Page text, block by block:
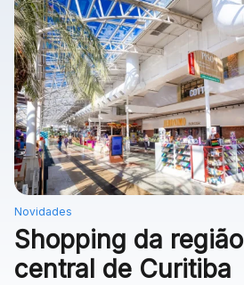
Novidades
Shopping da região
central de Curitiba